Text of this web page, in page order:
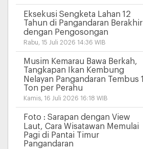
Eksekusi Sengketa Lahan 12
Tahun di Pangandaran Berakhir
dengan Pengosongan
Rabu, 15 Juli 2026 14:36 WIB
Musim Kemarau Bawa Berkah,
Tangkapan Ikan Kembung
Nelayan Pangandaran Tembus 1
Ton per Perahu
Kamis, 16 Juli 2026 16:18 WIB
Foto : Sarapan dengan View
Laut, Cara Wisatawan Memulai
Pagi di Pantai Timur
Pangandaran